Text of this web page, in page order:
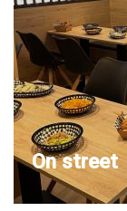
On street